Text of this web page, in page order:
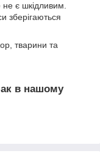
є шкідливим.
зберігаються
тварини та
в нашому